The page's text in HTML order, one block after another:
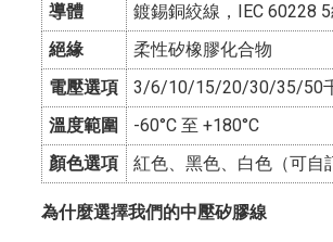
導體
鍍錫銅絞線，IEC 60228 5
絕緣
柔性矽橡膠化合物
電壓選項
3/6/10/15/20/30/35/50
溫度範圍
-60°C 至 +180°C
顏色選項
紅色、黑色、白色（可自
為什麼選擇我們的中壓矽膠線